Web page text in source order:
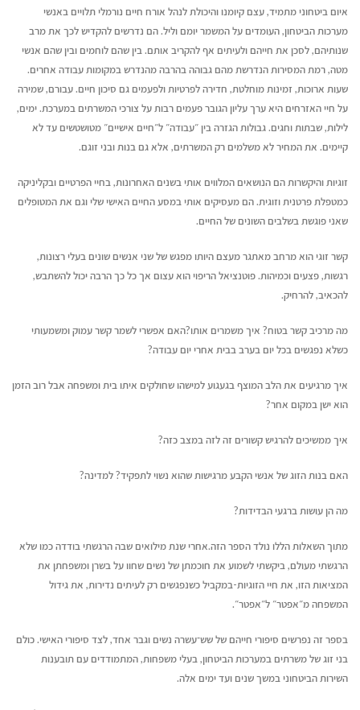
איום ביטחוני מתמיד, עצם קיומנו והיכולת לנהל אורח חיים נורמלי תלויים באנשי
מערכות הביטחון, העומדים על המשמר יומם וליל. הם נדרשים להקדיש לכך את מרב
שנותיהם, לסכן את חייהם ולעיתים אף להקריב אותם. בין שהם לוחמים ובין שהם אנשי
מטה, רמת המסירות הנדרשת מהם גבוהה בהרבה מהנדרש במקומות עבודה אחרים.
שעות ארוכות, זמינות מוחלטת, חדירה לפרטיות ולפעמים גם סיכון חיים. עבורם, שמירה
על חיי האזרחים היא ערך עליון הגובר פעמים רבות על צורכי המשרתים במערכת. ימים,
לילות, שבתות וחגים. גבולות הגזרה בין ״עבודה״ ל״חיים אישיים״ מטושטשים עד לא
קיימים. את המחיר לא משלמים רק המשרתים, אלא גם בנות ובני זוגם.
זוגיות והיקשרות הם הנושאים המלווים אותי בשנים האחרונות, בחיי הפרטיים ובקליניקה
כמטפלת פרטנית וזוגית. הם מעסיקים אותי במסע החיים האישי שלי וגם את המטופלים
שאני פוגשת בשלבים השונים של החיים.
קשר זוגי הוא מרחב מאתגר מעצם היותו מפגש של שני אנשים שונים בעלי רצונות,
רגשות, פצעים וכמיהות. פוטנציאל הריפוי הוא עצום אך כל כך הרבה יכול להשתבש,
להכאיב, להרחיק.
מה מרכיב קשר בטוח? איך משמרים אותו?האם אפשרי לשמר קשר עמוק ומשמעותי
כשלא נפגשים בכל יום בערב בבית אחרי יום עבודה?
איך מרגיעים את הלב המוצף בגעגוע למישהו שחולקים איתו בית ומשפחה אבל רוב הזמן
הוא ישן במקום אחר?
איך ממשיכים להרגיש קשורים זה לזה במצב כזה?
האם בנות הזוג של אנשי הקבע מרגישות שהוא נשוי לתפקיד? למדינה?
מה הן עושות ברגעי הבדידות?
מתוך השאלות הללו נולד הספר הזה.אחרי שנת מילואים שבה הרגשתי בודדה כמו שלא
הרגשתי מעולם, ביקשתי לשמוע את חוכמתן של נשים שחוו על בשרן ומשפחתן את
המציאות הזו, את חיי הזוגיות-במקביל כשנפגשים רק לעיתים נדירות, את גידול
המשפחה מ״אפטר״ ל״אפטר״.
בספר זה נפרשים סיפורי חייהם של שש־עשרה נשים וגבר אחד, לצד סיפורי האישי. כולם
בני זוג של משרתים במערכות הביטחון, בעלי משפחות, המתמודדים עם תובענות
השירות הביטחוני במשך שנים ועד ימים אלה.